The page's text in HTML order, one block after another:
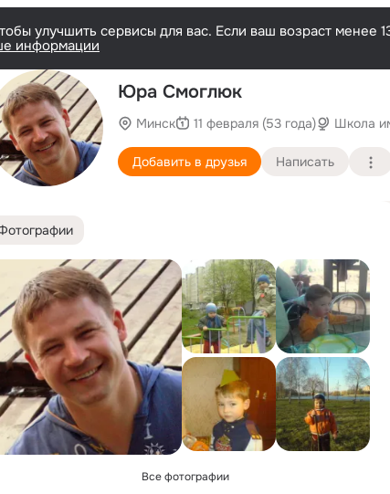
улучшить сервисы для вас. Если ваш возраст менее
информации
Юра Смоглюк
Минск 11 февраля (53 года) Школа
Добавить в друзья Написать
Все фотографии